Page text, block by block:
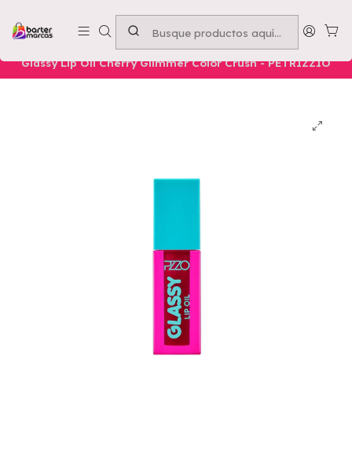
Emprende con nosotros -Compra mínima $50.000
Nuestros Productos Belleza Labios
Glassy Lip Oil Cherry Glimmer Color Crush - PETRIZZIO